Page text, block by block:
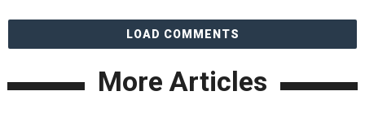
LOAD COMMENTS
More Articles